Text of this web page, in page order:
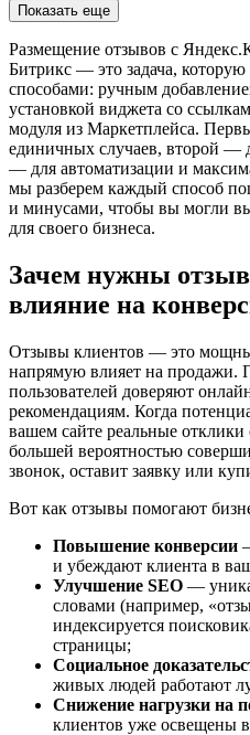
Показать еще
Размещение отзывов с
Битрикс — это задача,
способами: ручным
установкой виджета со
модуля из Маркетплейса.
единичных случаев, второй —
— для автоматизации и
мы разберем каждый способ
и минусами, чтобы вы могли
для своего бизнеса.
Зачем нужны
влияние на
Отзывы клиентов — это
напрямую влияет на продажи.
пользователей доверяют
рекомендациям. Когда
вашем сайте реальные
большей вероятностью
звонок, оставит заявку или
Вот как отзывы помогают
Повышение конверсии
и убеждают клиента в
Улучшение SEO —
словами (например,
индексируется
страницы;
Социальное
живых людей работают
Снижение нагрузки на
клиентов уже освещены